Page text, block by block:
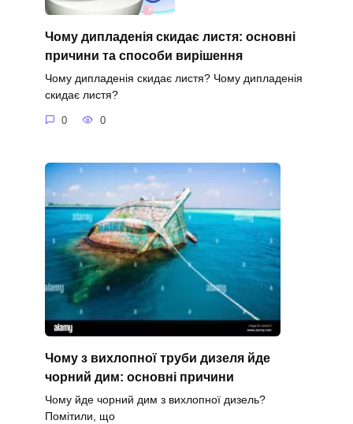
Чому дипладенія скидає листя: основні
причини та способи вирішення
Чому дипладенія скидає листя? Чому дипладенія
скидає листя?
0 0
Чому з вихлопної труби дизеля йде
чорний дим: основні причини
Чому йде чорний дим з вихлопної дизель?
Помітили, що